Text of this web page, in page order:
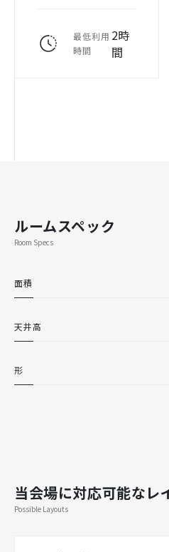
最低利用
時間
2時
間
ルームスペック
Room Specs
面積
天井高
形
当会場に対応可能なレ
Possible Layouts